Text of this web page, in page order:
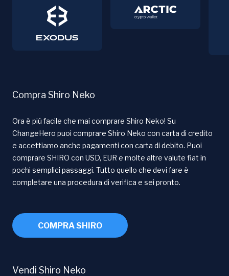
Compra Shiro Neko
Ora è più facile che mai comprare Shiro Neko! Su
ChangeHero puoi comprare Shiro Neko con carta di credito
e accettiamo anche pagamenti con carta di debito. Puoi
comprare SHIRO con USD, EUR e molte altre valute fiat in
pochi semplici passaggi. Tutto quello che devi fare è
completare una procedura di verifica e sei pronto.
COMPRA SHIRO
Vendi Shiro Neko